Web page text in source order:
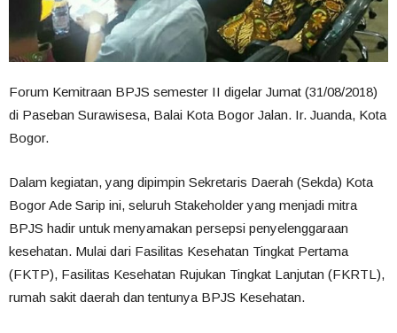
Forum Kemitraan BPJS semester II digelar Jumat (31/08/2018)
di Paseban Surawisesa, Balai Kota Bogor Jalan. Ir. Juanda, Kota
Bogor.
Dalam kegiatan, yang dipimpin Sekretaris Daerah (Sekda) Kota
Bogor Ade Sarip ini, seluruh Stakeholder yang menjadi mitra
BPJS hadir untuk menyamakan persepsi penyelenggaraan
kesehatan. Mulai dari Fasilitas Kesehatan Tingkat Pertama
(FKTP), Fasilitas Kesehatan Rujukan Tingkat Lanjutan (FKRTL),
rumah sakit daerah dan tentunya BPJS Kesehatan.